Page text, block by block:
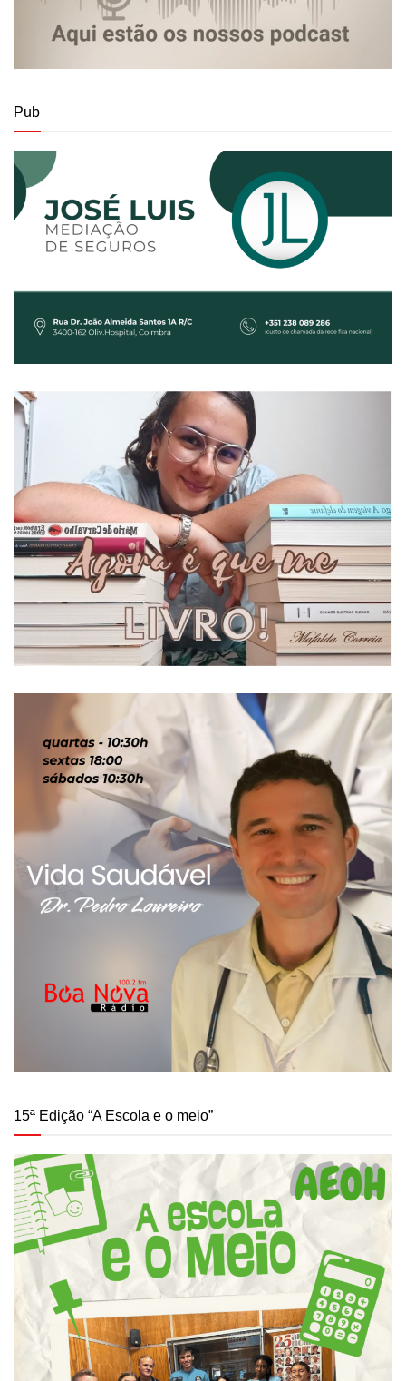
Pub
15ª Edição “A Escola e o meio”